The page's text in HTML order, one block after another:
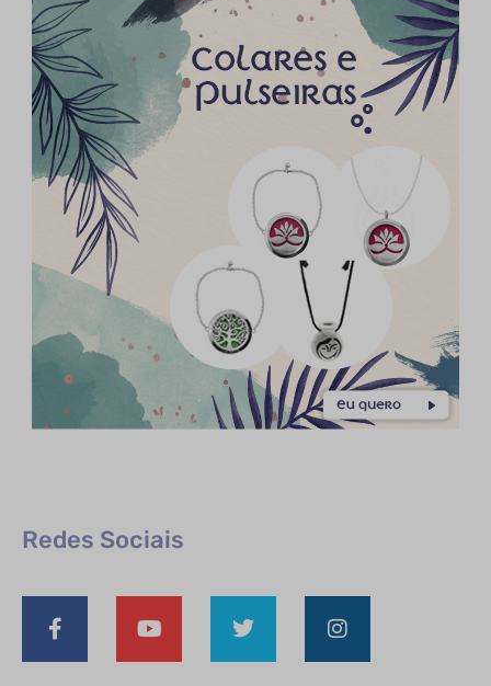
Redes Sociais